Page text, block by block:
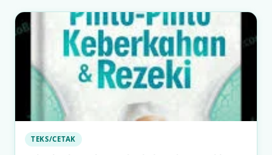
TEKS/CETAK